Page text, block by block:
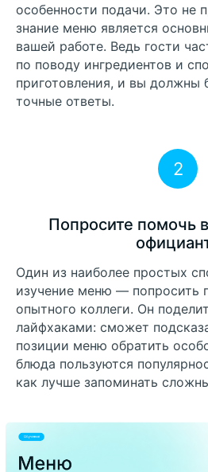
особенности подачи. Это не
знание меню является
вашей работе. Ведь гости
по поводу ингредиентов и
приготовления, и вы должны
точные ответы.
2
Попросите помочь
Один из наиболее простых
изучение меню — попросить
опытного коллеги. Он
лайфхаками: сможет
позиции меню обратить
блюда пользуются
как лучше запоминать